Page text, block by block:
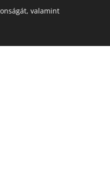
valamint